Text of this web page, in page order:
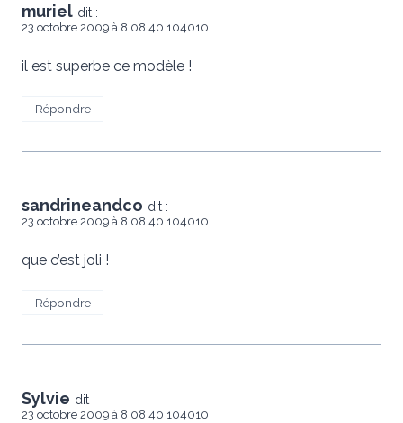
muriel dit :
23 octobre 2009 à 8 08 40 104010
il est superbe ce modèle !
Répondre
sandrineandco dit :
23 octobre 2009 à 8 08 40 104010
que c’est joli !
Répondre
Sylvie dit :
23 octobre 2009 à 8 08 40 104010